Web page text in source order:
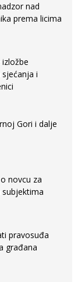
nad
prema licima
i
Gori i dalje
novcu za
subjektima
pravosuđa
građana